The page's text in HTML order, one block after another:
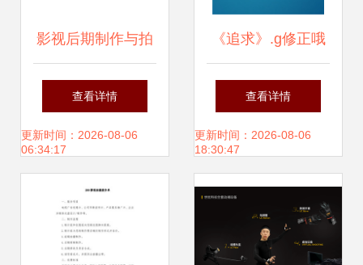
影视后期制作与拍
摄技术培训新篇章
尚书苑电脑设计培
训学校（淮安校
区）
查看详情
更新时间：2026-08-06
06:34:17
《追求》.g修正哦
=?\n求职可不意力
合团队放信短制付
击OK的体技?\n请
根据模板分别标注
查看详情
更新时间：2026-08-06
18:30:47